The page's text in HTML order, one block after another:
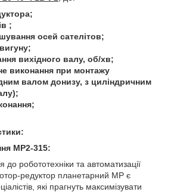
;
осей сателітов;
вихідного валу, об/хв;
виконання при монтажу
валом донизу, з циліндричним
МР2-315:
робототехніки та автоматизації
редуктор планетарний МР є
які прагнуть максимізувати